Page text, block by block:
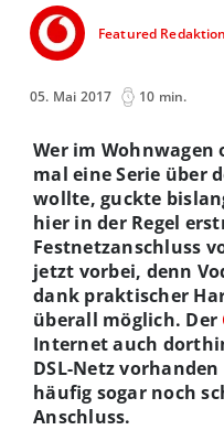
Featured Redaktion
05. Mai 2017 10 min.
Wer im
mal eine Serie über
wollte, guckte
hier in der Regel
Festnetzanschluss
jetzt vorbei, denn
dank praktischer
überall möglich. Der
Internet auch
DSL-Netz
häufig sogar noch
Anschluss.